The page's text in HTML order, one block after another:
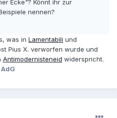
Ecke"? Könnt ihr zur
nennen?
was in Lamentabili und
Pius X. verworfen wurde und
Antimodernisteneid widerspricht.